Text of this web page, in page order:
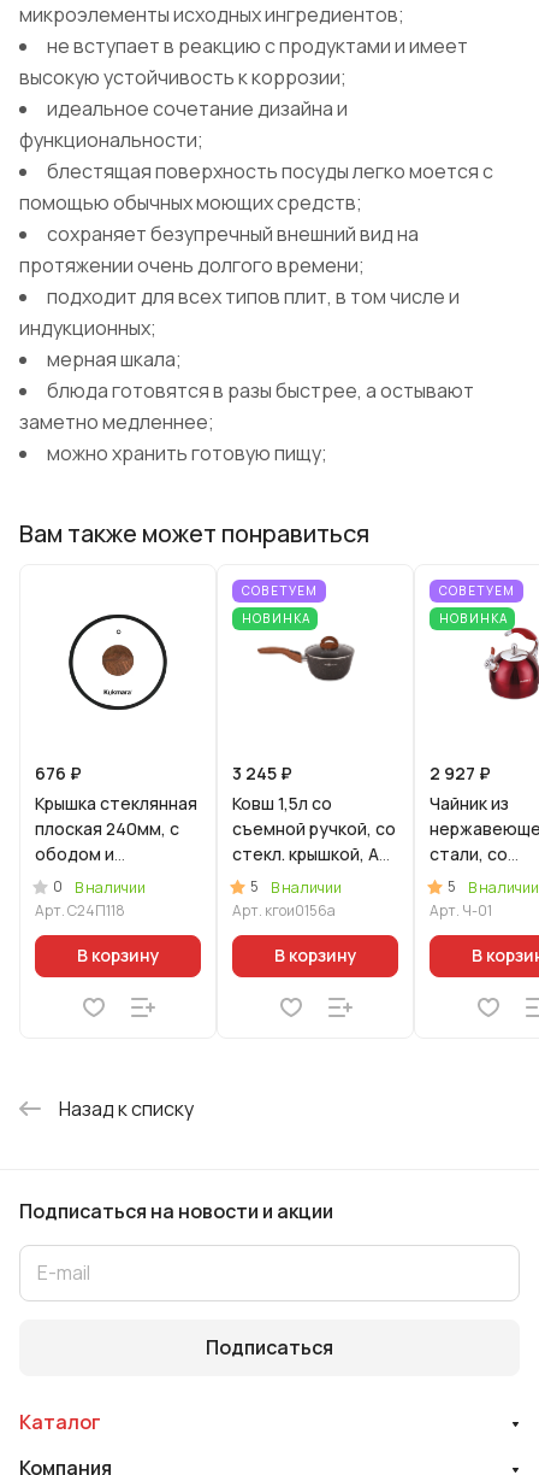
микроэлементы исходных ингредиентов;
не вступает в реакцию с продуктами и имеет
высокую устойчивость к коррозии;
идеальное сочетание дизайна и
функциональности;
блестящая поверхность посуды легко моется с
помощью обычных моющих средств;
сохраняет безупречный внешний вид на
протяжении очень долгого времени;
подходит для всех типов плит, в том числе и
индукционных;
мерная шкала;
блюда готовятся в разы быстрее, а остывают
заметно медленнее;
можно хранить готовую пищу;
Вам также может понравиться
676 ₽
Крышка стеклянная
плоская 240мм, с
ободом и
пароотводом из
силикона и
ручкой софт-тач
цв
0
В наличии
Арт.С24П118
В корзину
СОВЕТУЕМ
НОВИНКА
3 245 ₽
Ковш 1,5л со
съемной ручкой, со
стекл. крышкой, АП
линия "Гранит
Ультра
(оригинальный)
5
В наличии
Арт. кгои0156а
В корзину
СОВЕТУЕМ
НОВИНКА
2 927 ₽
Чайник из
стали, со
свистком,
КРАСНЫЙ
5
В наличии
Арт. Ч-01
В
Назад к списку
Подписаться на новости и акции
Подписаться
Каталог
Компания